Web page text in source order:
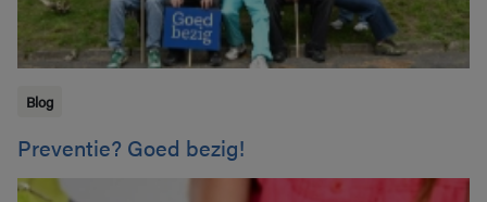
Blog
Preventie? Goed bezig!